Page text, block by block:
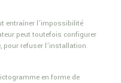
entraîner l’impossibilité
peut toutefois configurer
pour refuser l’installation
en forme de